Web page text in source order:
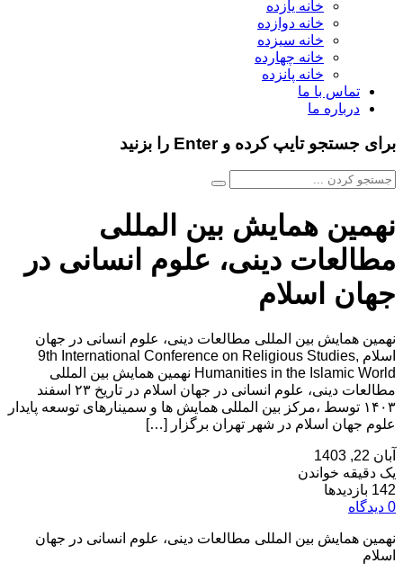
خانه یازده
خانه دوازده
خانه سیزده
خانه چهارده
خانه پانزده
تماس با ما
درباره ما
برای جستجو تایپ کرده و Enter را بزنید
نهمین همایش بین المللی
مطالعات دینی، علوم انسانی در
جهان اسلام
نهمین همایش بین المللی مطالعات دینی، علوم انسانی در جهان
اسلام 9th International Conference on Religious Studies,
Humanities in the Islamic World نهمین همایش بین المللی
مطالعات دینی، علوم انسانی در جهان اسلام در تاریخ ۲۳ اسفند
۱۴۰۳ توسط ،مرکز بین المللی همایش ها و سمینارهای توسعه پایدار
علوم جهان اسلام در شهر تهران برگزار […]
آبان 22, 1403
یک دقیقه خواندن
142 بازدیدها
0 دیدگاه
نهمین همایش بین المللی مطالعات دینی، علوم انسانی در جهان
اسلام